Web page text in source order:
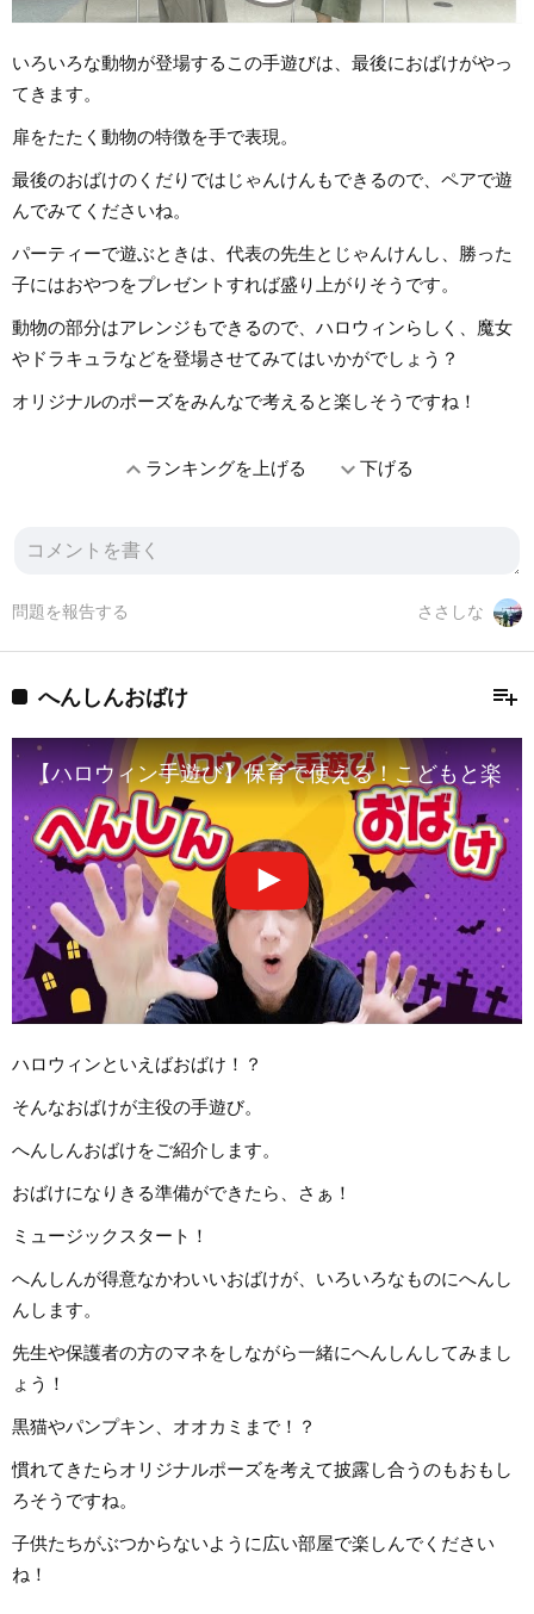
いろいろな動物が登場するこの手遊びは、最後におばけがやっ
てきます。
扉をたたく動物の特徴を手で表現。
最後のおばけのくだりではじゃんけんもできるので、ペアで遊
んでみてくださいね。
パーティーで遊ぶときは、代表の先生とじゃんけんし、勝った
子にはおやつをプレゼントすれば盛り上がりそうです。
動物の部分はアレンジもできるので、ハロウィンらしく、魔女
やドラキュラなどを登場させてみてはいかがでしょう？
オリジナルのポーズをみんなで考えると楽しそうですね！
expand_lessランキングを上げる expand_more下げる
ささしな
問題を報告する
playlist_add
へんしんおばけ
【ハロウィン手遊び】保育で使える！こどもと楽し
ハロウィンといえばおばけ！？
そんなおばけが主役の手遊び。
へんしんおばけをご紹介します。
おばけになりきる準備ができたら、さぁ！
ミュージックスタート！
へんしんが得意なかわいいおばけが、いろいろなものにへんし
んします。
先生や保護者の方のマネをしながら一緒にへんしんしてみまし
ょう！
黒猫やパンプキン、オオカミまで！？
慣れてきたらオリジナルポーズを考えて披露し合うのもおもし
ろそうですね。
子供たちがぶつからないように広い部屋で楽しんでください
ね！